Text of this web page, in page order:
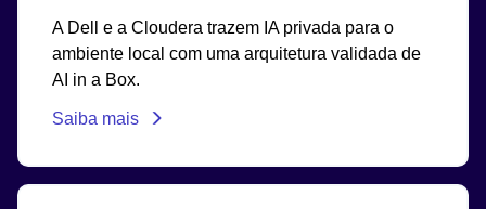
A Dell e a Cloudera trazem IA privada para o
ambiente local com uma arquitetura validada de
AI in a Box.
Saiba mais